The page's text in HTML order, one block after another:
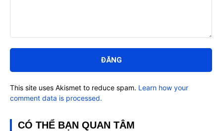
luận:
This site uses Akismet to reduce spam. Learn how your
comment data is processed.
CÓ THỂ BẠN QUAN TÂM